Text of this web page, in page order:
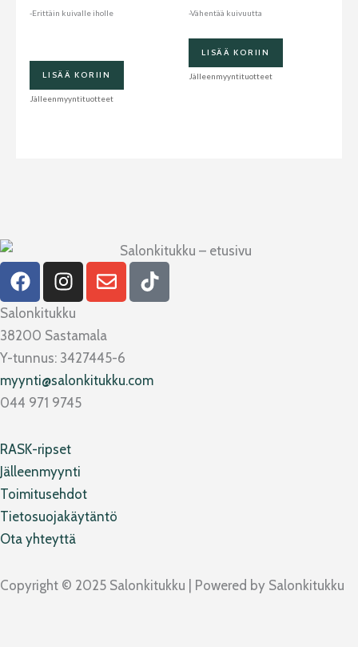
-Erittäin kuivalle iholle
LISÄÄ KORIIN
Jälleenmyyntituotteet
-Vähentää kuivuutta
LISÄÄ KORIIN
Jälleenmyyntituotteet
F
a
c
e
b
o
o
k
I
n
s
t
a
g
r
a
E
n
e
l
o
p
T
i
Salonkitukku
38200 Sastamala
Y-tunnus: 3427445-6
myynti@salonkitukku.com
044 971 9745
RASK-ripset
Jälleenmyynti
Toimitusehdot
Tietosuojakäytäntö
Ota yhteyttä
Copyright © 2025 Salonkitukku | Powered by Salonkitukku